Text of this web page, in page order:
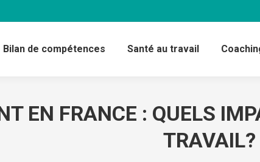
Bilan de compétences Santé au travail
EN FRANCE : QUELS
TRAVAIL?